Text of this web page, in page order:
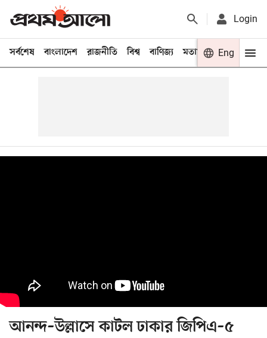
Login
সর্বশেষ বাংলাদেশ রাজনীতি বিশ্ব বাণিজ্য মতামত খেলা
Eng
আনন্দ–উল্লাসে কাটল ঢাকার জিপিএ–৫